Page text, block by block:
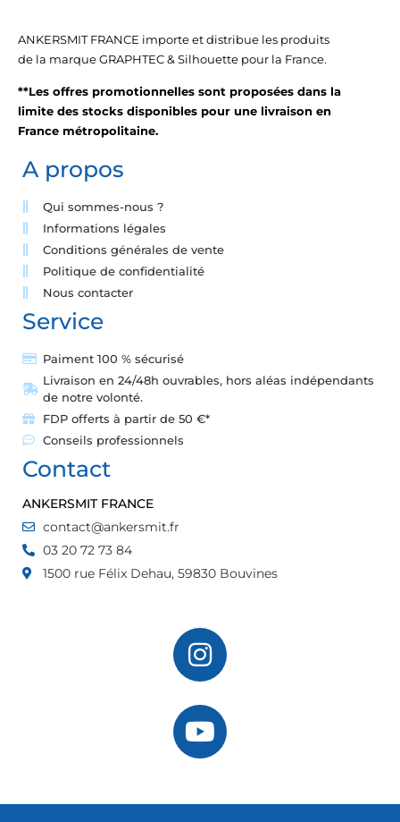
ANKERSMIT FRANCE importe et distribue les produits
de la marque GRAPHTEC & Silhouette pour la France.
**Les offres promotionnelles sont proposées dans la
limite des stocks disponibles pour une livraison en
France métropolitaine.
A propos
Qui sommes-nous ?
Informations légales
Conditions générales de vente
Politique de confidentialité
Nous contacter
Service
Paiment 100 % sécurisé
Livraison en 24/48h ouvrables, hors aléas indépendants
de notre volonté.
FDP offerts à partir de 50 €*
Conseils professionnels
Contact
ANKERSMIT FRANCE
contact@ankersmit.fr
03 20 72 73 84
1500 rue Félix Dehau, 59830 Bouvines